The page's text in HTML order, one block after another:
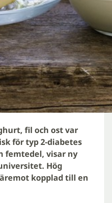
fil och ost var
för typ 2-diabetes
femtedel, visar ny
Hög
kopplad till en